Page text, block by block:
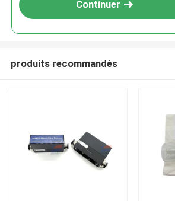
Continuer
produits recommandés